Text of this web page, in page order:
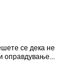
се дека не
оправдување...